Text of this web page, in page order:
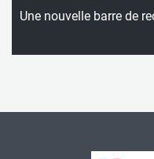
Une nouvelle barre de